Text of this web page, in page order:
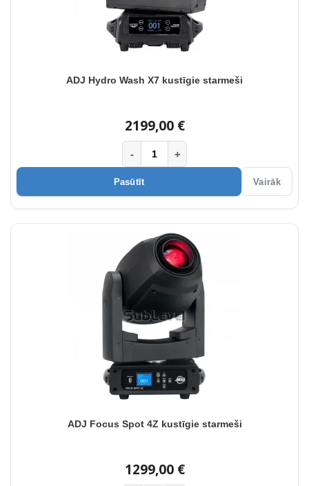
ADJ Hydro Wash X7 kustīgie starmeši
2199,00 €
- +
Pasūtīt Vairāk
ADJ Focus Spot 4Z kustīgie starmeši
1299,00 €